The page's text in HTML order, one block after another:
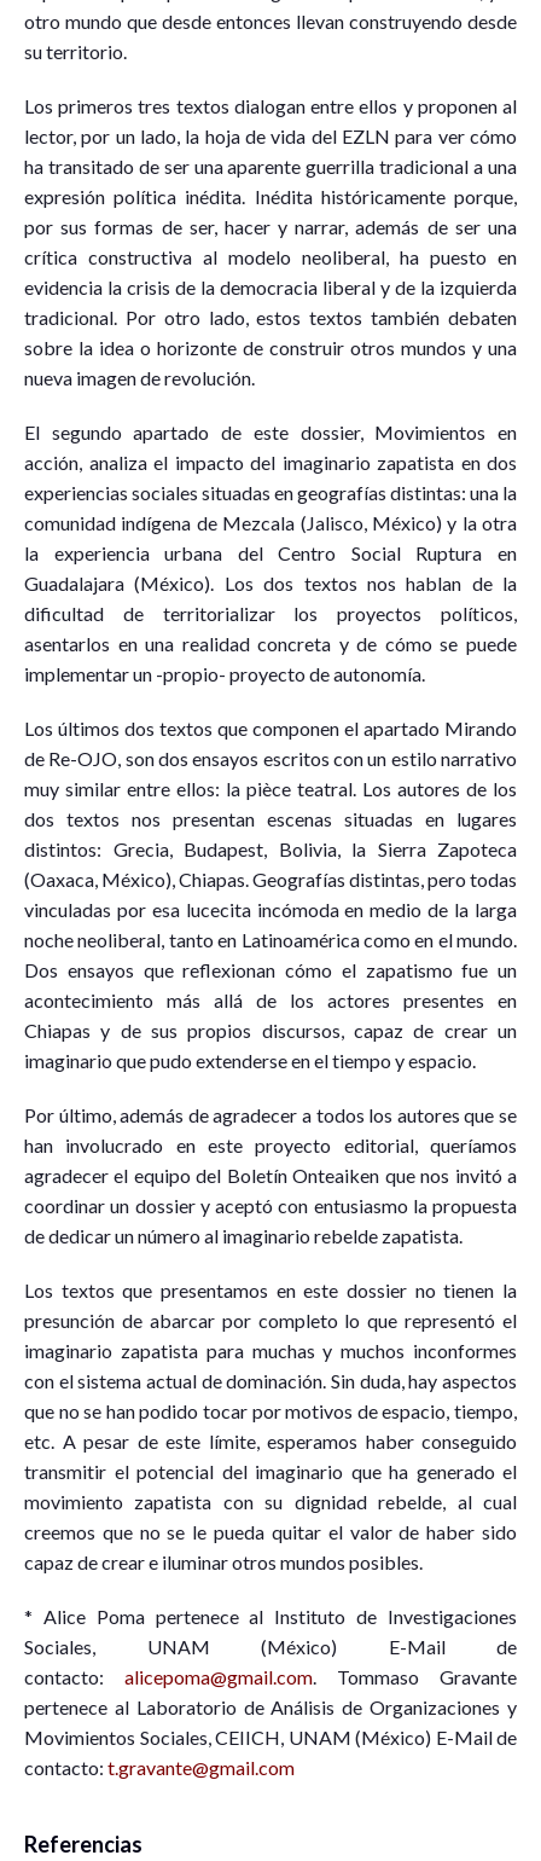
otro mundo que desde entonces llevan construyendo desde
su territorio.
Los primeros tres textos dialogan entre ellos y proponen al
lector, por un lado, la hoja de vida del EZLN para ver cómo
ha transitado de ser una aparente guerrilla tradicional a una
expresión política inédita. Inédita históricamente porque,
por sus formas de ser, hacer y narrar, además de ser una
crítica constructiva al modelo neoliberal, ha puesto en
evidencia la crisis de la democracia liberal y de la izquierda
tradicional. Por otro lado, estos textos también debaten
sobre la idea o horizonte de construir otros mundos y una
nueva imagen de revolución.
El segundo apartado de este dossier, Movimientos en
acción, analiza el impacto del imaginario zapatista en dos
experiencias sociales situadas en geografías distintas: una la
comunidad indígena de Mezcala (Jalisco, México) y la otra
la experiencia urbana del Centro Social Ruptura en
Guadalajara (México). Los dos textos nos hablan de la
dificultad de territorializar los proyectos políticos,
asentarlos en una realidad concreta y de cómo se puede
implementar un -propio- proyecto de autonomía.
Los últimos dos textos que componen el apartado Mirando
de Re-OJO, son dos ensayos escritos con un estilo narrativo
muy similar entre ellos: la pièce teatral. Los autores de los
dos textos nos presentan escenas situadas en lugares
distintos: Grecia, Budapest, Bolivia, la Sierra Zapoteca
(Oaxaca, México), Chiapas. Geografías distintas, pero todas
vinculadas por esa lucecita incómoda en medio de la larga
noche neoliberal, tanto en Latinoamérica como en el mundo.
Dos ensayos que reflexionan cómo el zapatismo fue un
acontecimiento más allá de los actores presentes en
Chiapas y de sus propios discursos, capaz de crear un
imaginario que pudo extenderse en el tiempo y espacio.
Por último, además de agradecer a todos los autores que se
han involucrado en este proyecto editorial, queríamos
agradecer el equipo del Boletín Onteaiken que nos invitó a
coordinar un dossier y aceptó con entusiasmo la propuesta
de dedicar un número al imaginario rebelde zapatista.
Los textos que presentamos en este dossier no tienen la
presunción de abarcar por completo lo que representó el
imaginario zapatista para muchas y muchos inconformes
con el sistema actual de dominación. Sin duda, hay aspectos
que no se han podido tocar por motivos de espacio, tiempo,
etc. A pesar de este límite, esperamos haber conseguido
transmitir el potencial del imaginario que ha generado el
movimiento zapatista con su dignidad rebelde, al cual
creemos que no se le pueda quitar el valor de haber sido
capaz de crear e iluminar otros mundos posibles.
* Alice Poma pertenece al Instituto de Investigaciones
Sociales, UNAM (México) E-Mail de
contacto: alicepoma@gmail.com. Tommaso Gravante
pertenece al Laboratorio de Análisis de Organizaciones y
Movimientos Sociales, CEIICH, UNAM (México) E-Mail de
contacto: t.gravante@gmail.com
Referencias